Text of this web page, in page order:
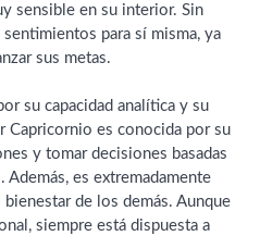
sensible en su interior. Sin
para sí misma, ya
sus metas.
su capacidad analítica y su
Capricornio es conocida por su
y tomar decisiones basadas
es extremadamente
de los demás. Aunque
siempre está dispuesta a